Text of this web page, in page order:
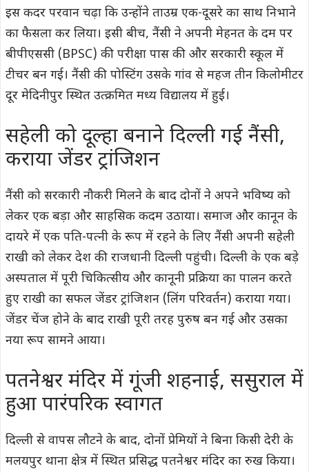
इस कदर परवान चढ़ा कि उन्होंने ताउम्र एक-दूसरे का साथ निभाने
का फैसला कर लिया। इसी बीच, नैंसी ने अपनी मेहनत के दम पर
बीपीएससी (BPSC) की परीक्षा पास की और सरकारी स्कूल में
टीचर बन गई। नैंसी की पोस्टिंग उसके गांव से महज तीन किलोमीटर
दूर मेदिनीपुर स्थित उत्क्रमित मध्य विद्यालय में हुई।
सहेली को दूल्हा बनाने दिल्ली गई नैंसी,
कराया जेंडर ट्रांजिशन
नैंसी को सरकारी नौकरी मिलने के बाद दोनों ने अपने भविष्य को
लेकर एक बड़ा और साहसिक कदम उठाया। समाज और कानून के
दायरे में एक पति-पत्नी के रूप में रहने के लिए नैंसी अपनी सहेली
राखी को लेकर देश की राजधानी दिल्ली पहुंची। दिल्ली के एक बड़े
अस्पताल में पूरी चिकित्सीय और कानूनी प्रक्रिया का पालन करते
हुए राखी का सफल जेंडर ट्रांजिशन (लिंग परिवर्तन) कराया गया।
जेंडर चेंज होने के बाद राखी पूरी तरह पुरुष बन गई और उसका
नया रूप सामने आया।
पतनेश्वर मंदिर में गूंजी शहनाई, ससुराल में
हुआ पारंपरिक स्वागत
दिल्ली से वापस लौटने के बाद, दोनों प्रेमियों ने बिना किसी देरी के
मलयपुर थाना क्षेत्र में स्थित प्रसिद्ध पतनेश्वर मंदिर का रुख किया।